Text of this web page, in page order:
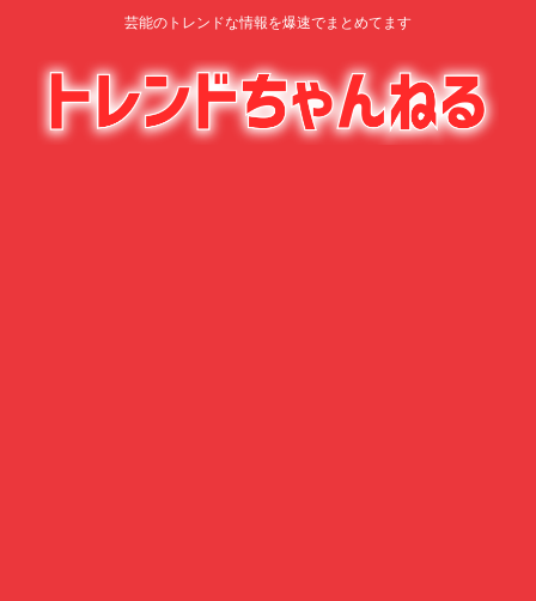
芸能のトレンドな情報を爆速でまとめてます